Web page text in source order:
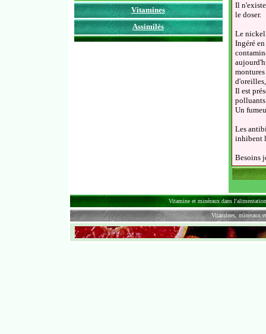
Vitamines
Assimilés
Il
le doser.
Le nickel
Ingéré
Il est
Un
Les
inhibent
Besoins
Vitamine et minéraux dans
Vitamines, mineraux